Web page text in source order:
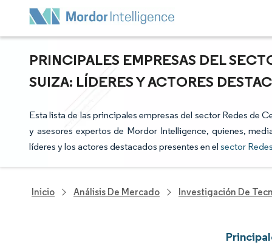
PRINCIPALES EMPRESAS DEL
SUIZA: LÍDERES Y ACTORES
Esta lista de las principales empresas del sector Redes de
y asesores expertos de Mordor Intelligence, quienes,
líderes y los actores destacados presentes en el sector
Inicio Análisis De Mercado Investigación De